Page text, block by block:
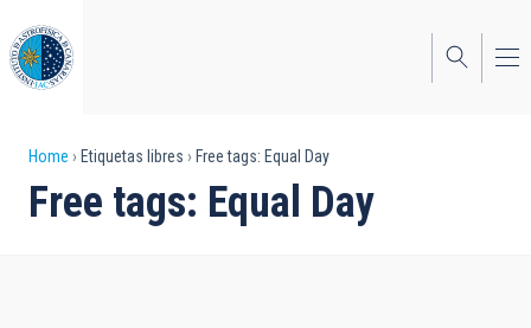
to
main
content
Breadcrumb
Home Etiquetas libres Free tags: Equal Day
Free tags: Equal Day